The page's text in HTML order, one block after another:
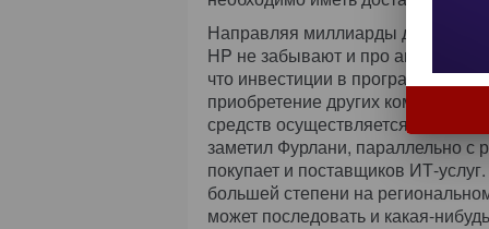
Направляя миллиарды долларов
HP не забывают и про
что инвестиции в программное
приобретение других компаний,
средств осуществляется
заметил Фурлани, параллельно с
покупает и поставщиков ИТ-
большей степени на
может последовать и какая-